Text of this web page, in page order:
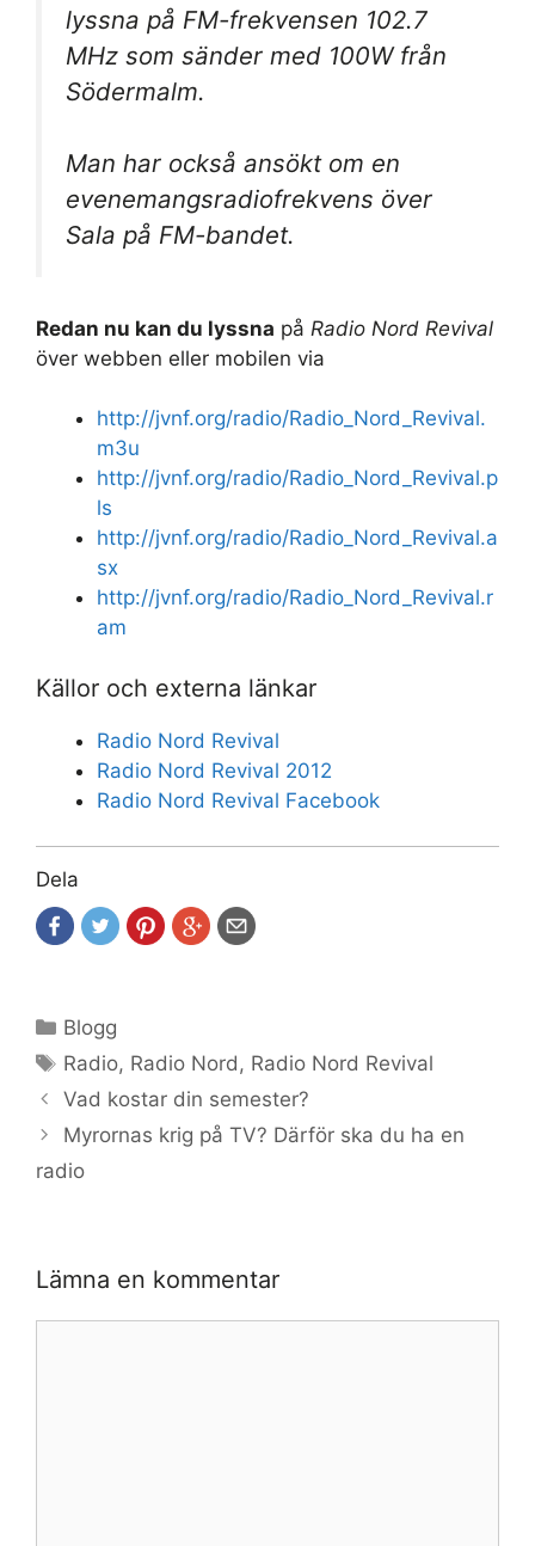
lyssna på FM-frekvensen 102.7
MHz som sänder med 100W från
Södermalm.
Man har också ansökt om en
evenemangsradiofrekvens över
Sala på FM-bandet.
Redan nu kan du lyssna på Radio Nord Revival
över webben eller mobilen via
http://jvnf.org/radio/Radio_Nord_Revival.
m3u
http://jvnf.org/radio/Radio_Nord_Revival.p
ls
http://jvnf.org/radio/Radio_Nord_Revival.a
sx
http://jvnf.org/radio/Radio_Nord_Revival.r
am
Källor och externa länkar
Radio Nord Revival
Radio Nord Revival 2012
Radio Nord Revival Facebook
Dela
Kategorier
Blogg
Etiketter
Radio, Radio Nord, Radio Nord Revival
Vad kostar din semester?
Myrornas krig på TV? Därför ska du ha en
radio
Lämna en kommentar